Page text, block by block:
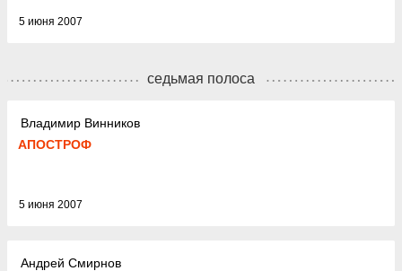
5 июня 2007
седьмая полоса
Владимир Винников
АПОСТРОФ
5 июня 2007
Андрей Смирнов